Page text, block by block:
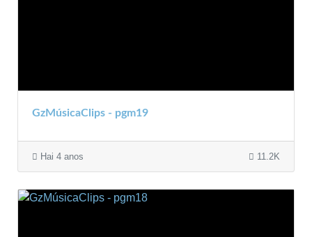
GzMúsicaClips - pgm19
Hai 4 anos 11.2K